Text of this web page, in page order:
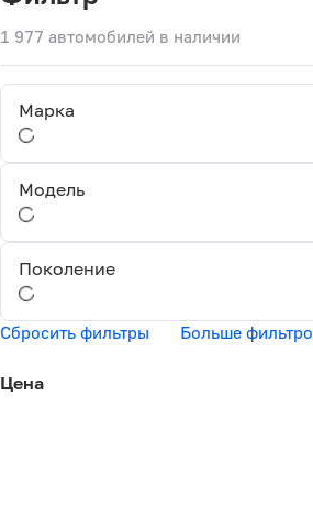
1 977 автомобилей в наличии
Марка
Модель
Поколение
Сбросить фильтры Больше
Цена